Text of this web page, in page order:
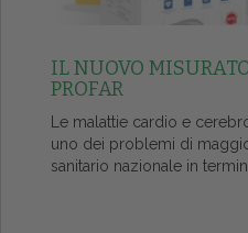
IL NUOVO
PROFAR
Le malattie cardio e
uno dei problemi di
sanitario nazionale in termini